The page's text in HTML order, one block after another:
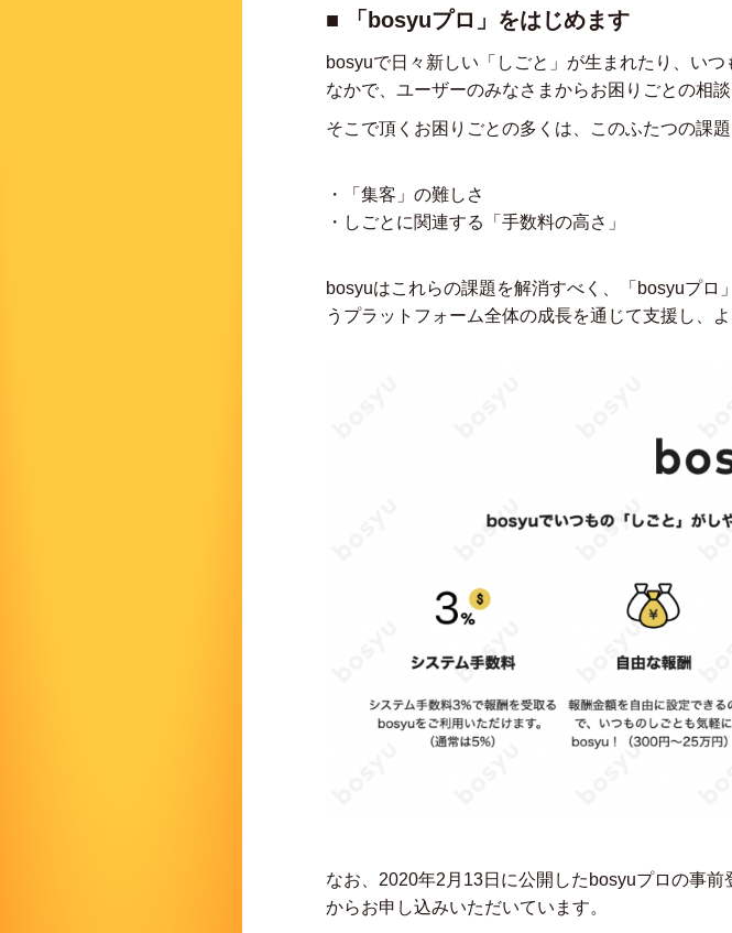
■ 「bosyuプロ」をはじめます
bosyuで日々新しい「しごと」が生まれたり、い
なかで、ユーザーのみなさまからお困りごとの相
そこで頂くお困りごとの多くは、このふたつの課題
・「集客」の難しさ
・しごとに関連する「手数料の高さ」
bosyuはこれらの課題を解消すべく、「bosyuプ
うプラットフォーム全体の成長を通じて支援し、
なお、2020年2月13日に公開したbosyuプロの事
からお申し込みいただいています。